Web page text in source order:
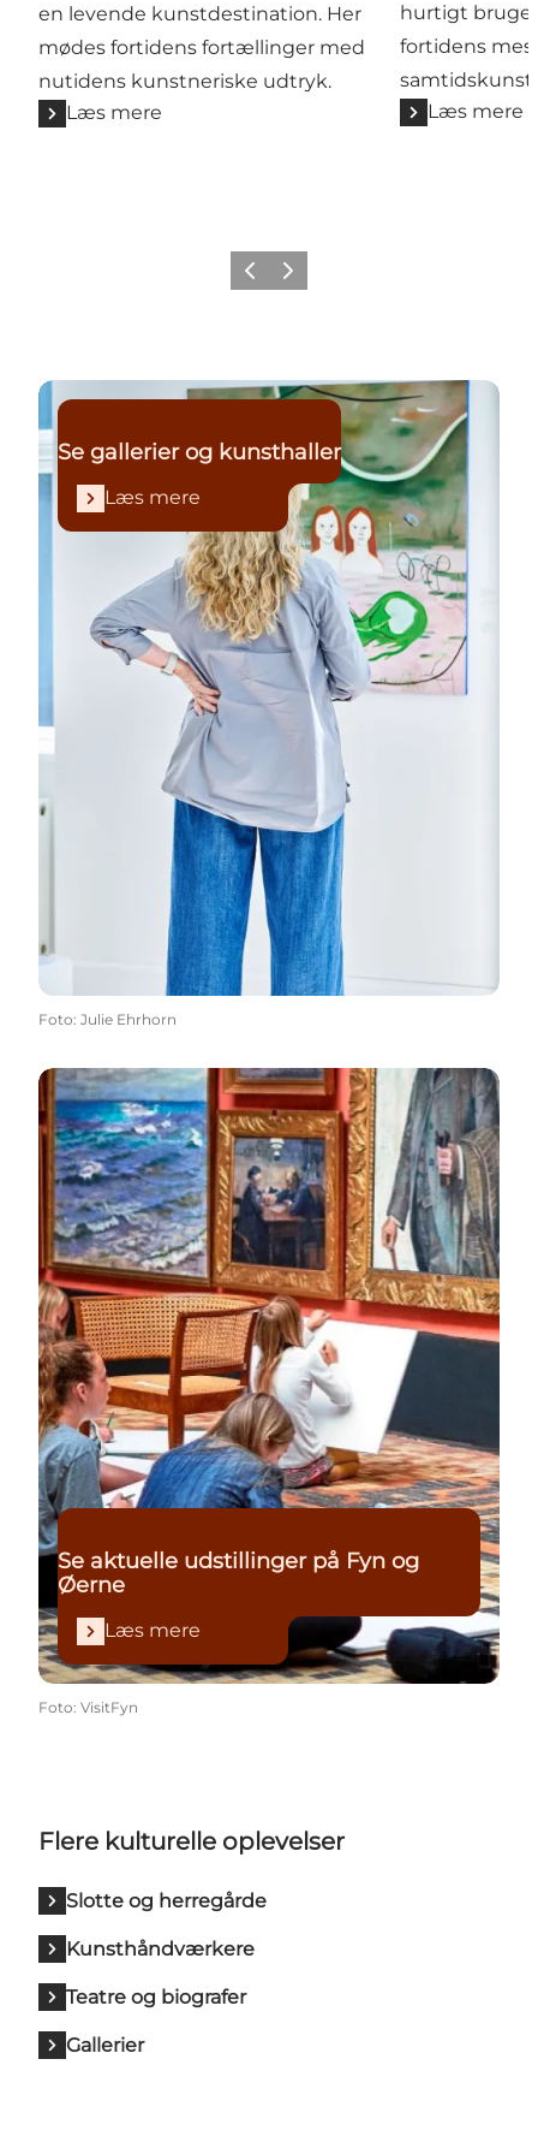
en levende kunstdestination. Her
mødes fortidens fortællinger med
nutidens kunstneriske udtryk.
Læs mere
hurtigt bruge
fortidens
Læs mere
ForrigeNæste
Læs mere
Se gallerier og kunsthaller
Læs mere
Foto: Julie Ehrhorn
Læs mere
Se aktuelle udstillinger på Fyn og
Øerne
Læs mere
Foto: VisitFyn
Flere kulturelle oplevelser
Slotte og herregårde
Kunsthåndværkere
Teatre og biografer
Gallerier